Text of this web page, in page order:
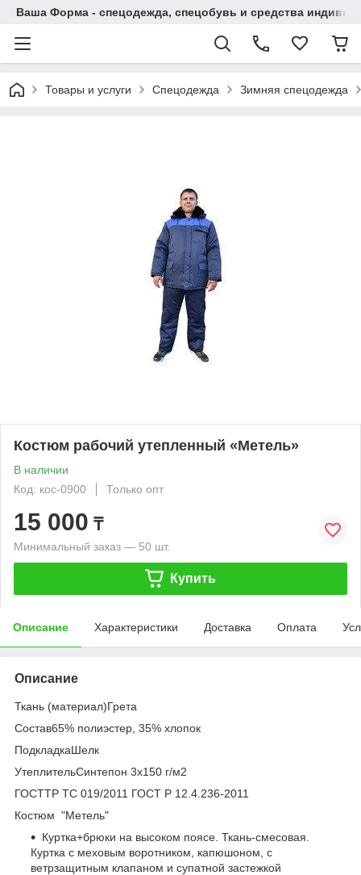
Ваша Форма - спецодежда, спецобувь и средства
Товары и услуги Спецодежда Зимняя спецодежда
Костюм рабочий утепленный «Метель»
В наличии
Код: кос-0900
Только опт
15 000 ₸
Минимальный заказ — 50 шт.
Купить
Описание Характеристики Доставка Оплата
Описание
Ткань (материал)Грета
Состав65% полиэстер, 35% хлопок
ПодкладкаШелк
УтеплительСинтепон 3х150 г/м2
ГОСТТР ТС 019/2011 ГОСТ Р 12.4.236-2011
Костюм "Метель"
Куртка+брюки на высоком поясе. Ткань-смесовая.
Куртка с меховым воротником, капюшоном, с
ветрзащитным клапаном и супатной застежкой